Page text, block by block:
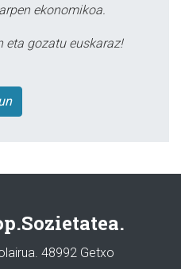
ekonomikoa.
eta gozatu euskaraz!
48992 Getxo